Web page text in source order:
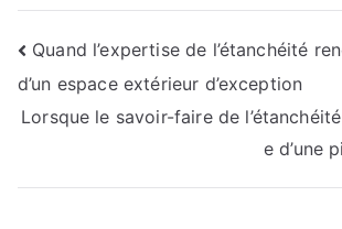
Navigation
de
Quand l’expertise de l’étanchéité
d’un espace extérieur d’exception
Lorsque le savoir-faire de
e d’une